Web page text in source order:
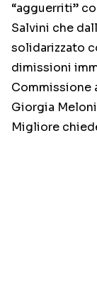
“agguerriti”
Salvini che
solidarizzato
dimissioni
Commissione
Giorgia
Migliore